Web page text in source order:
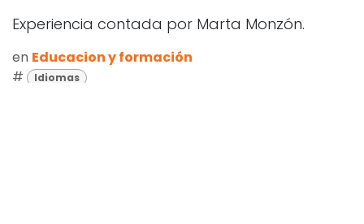
Experiencia contada por Marta Monzón.
en Educacion y formación
#
Idiomas